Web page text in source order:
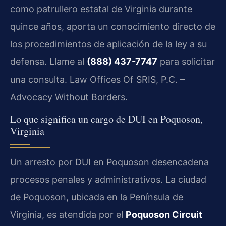
como patrullero estatal de Virginia durante
quince años, aporta un conocimiento directo de
los procedimientos de aplicación de la ley a su
defensa. Llame al (888) 437-7747 para solicitar
una consulta. Law Offices Of SRIS, P.C. –
Advocacy Without Borders.
Lo que significa un cargo de DUI en Poquoson,
Virginia
Un arresto por DUI en Poquoson desencadena
procesos penales y administrativos. La ciudad
de Poquoson, ubicada en la Península de
Virginia, es atendida por el Poquoson Circuit